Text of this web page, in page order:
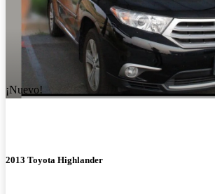
¡Nuevo!
2013 Toyota Highlander